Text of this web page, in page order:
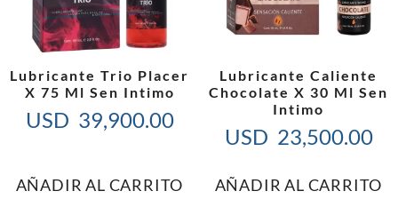
Lubricante Trio Placer
X 75 Ml Sen Intimo
USD 39,900.00
AÑADIR AL CARRITO
Lubricante Caliente
Chocolate X 30 Ml Sen
Intimo
USD 23,500.00
AÑADIR AL CARRITO